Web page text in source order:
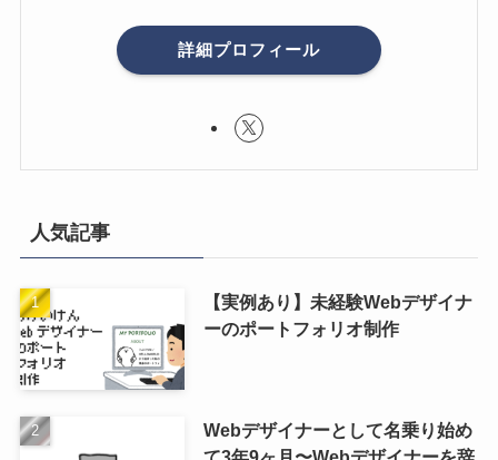
詳細プロフィール
人気記事
【実例あり】未経験Webデザイナ
ーのポートフォリオ制作
Webデザイナーとして名乗り始め